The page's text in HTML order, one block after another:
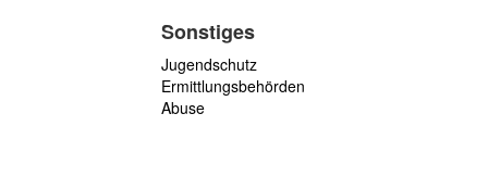
Sonstiges
Jugendschutz
Ermittlungsbehörden
Abuse